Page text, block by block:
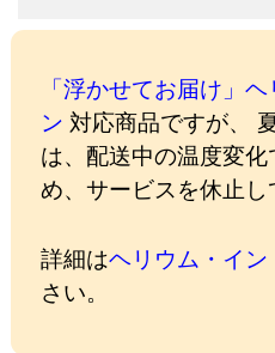
「浮かせてお届け」
ン 対応商品ですが、
は、配送中の温度変
め、サービスを休止し
詳細はヘリウム・イン
さい。